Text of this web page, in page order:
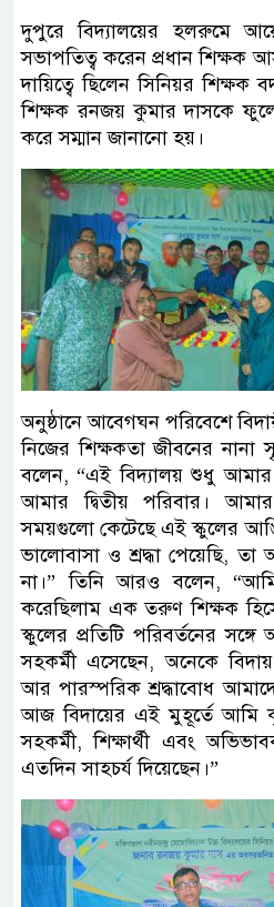
দুপুরে বিদ্যালয়ের হলরুমে
সভাপতিত্ব করেন প্রধান
দায়িত্বে ছিলেন সিনিয়র শিক্ষক
শিক্ষক রনজয় কুমার দাসকে
করে সম্মান জানানো হয়।
অনুষ্ঠানে আবেগঘন পরিবেশে
নিজের শিক্ষকতা জীবনের নানা
বলেন, “এই বিদ্যালয় শুধু আমার
আমার দ্বিতীয় পরিবার।
সময়গুলো কেটেছে এই স্কুলের
ভালোবাসা ও শ্রদ্ধা পেয়েছি,
না।” তিনি আরও বলেন,
করেছিলাম এক তরুণ শিক্ষক
স্কুলের প্রতিটি পরিবর্তনের
সহকর্মী এসেছেন, অনেকে বিদায়
আর পারস্পরিক শ্রদ্ধাবোধ
আজ বিদায়ের এই মুহূর্তে আমি
সহকর্মী, শিক্ষার্থী এবং
এতদিন সাহচর্য দিয়েছেন।”